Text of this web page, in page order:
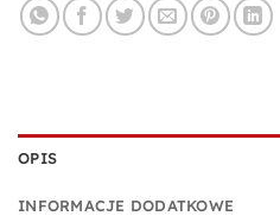
OPIS
INFORMACJE DODATKOWE